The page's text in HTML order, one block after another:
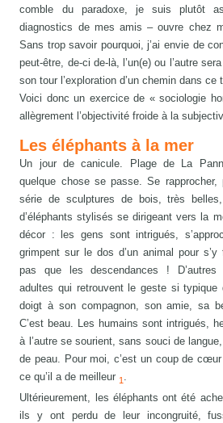
comble du paradoxe, je suis plutôt
diagnostics de mes amis – ouvre chez
Sans trop savoir pourquoi, j’ai envie de
peut-être, de-ci de-là, l’un(e) ou l’autre
son tour l’exploration d’un chemin dans ce
Voici donc un exercice de « sociologie
allègrement l’objectivité froide à la
Les éléphants à la mer
Un jour de canicule. Plage de La
quelque chose se passe. Se
série de sculptures de bois, très
d’éléphants stylisés se dirigeant vers la
décor : les gens sont intrigués,
grimpent sur le dos d’un animal pour
pas que les descendances ! D’autres
adultes qui retrouvent le geste si
doigt à son compagnon, son amie, sa
C’est beau. Les humains sont intrigués,
à l’autre se sourient, sans souci de
de peau. Pour moi, c’est un coup de cœur
ce qu’il a de meilleur 1 .
Ultérieurement, les éléphants ont été
ils y ont perdu de leur incongruité,